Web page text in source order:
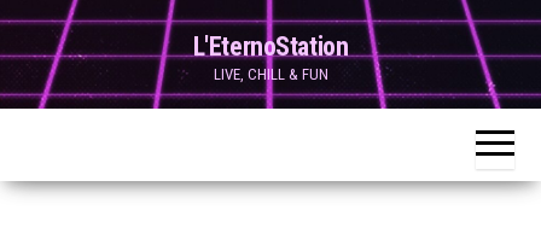
Skip
to
content
L'EternoStation
LIVE, CHILL & FUN